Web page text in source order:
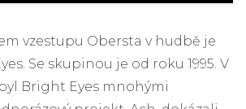
vzestupu Obersta v hudbě je
Se skupinou je od roku 1995. V
Bright Eyes mnohými